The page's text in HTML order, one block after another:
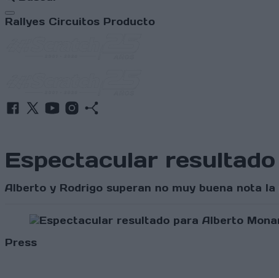
Abrir menú
Rallyes Circuitos Producto
Espectacular
Alberto y Rodrigo superan no muy buena nota la
Press